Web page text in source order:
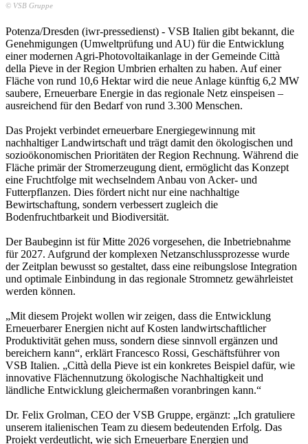
© VSB Gruppe
Potenza/Dresden (iwr-pressedienst) - VSB Italien gibt bekannt, die
Genehmigungen (Umweltprüfung und AU) für die Entwicklung
einer modernen Agri-Photovoltaikanlage in der Gemeinde Città
della Pieve in der Region Umbrien erhalten zu haben. Auf einer
Fläche von rund 10,6 Hektar wird die neue Anlage künftig 6,2 MW
saubere, Erneuerbare Energie in das regionale Netz einspeisen –
ausreichend für den Bedarf von rund 3.300 Menschen.
Das Projekt verbindet erneuerbare Energiegewinnung mit
nachhaltiger Landwirtschaft und trägt damit den ökologischen und
sozioökonomischen Prioritäten der Region Rechnung. Während die
Fläche primär der Stromerzeugung dient, ermöglicht das Konzept
eine Fruchtfolge mit wechselndem Anbau von Acker- und
Futterpflanzen. Dies fördert nicht nur eine nachhaltige
Bewirtschaftung, sondern verbessert zugleich die
Bodenfruchtbarkeit und Biodiversität.
Der Baubeginn ist für Mitte 2026 vorgesehen, die Inbetriebnahme
für 2027. Aufgrund der komplexen Netzanschlussprozesse wurde
der Zeitplan bewusst so gestaltet, dass eine reibungslose Integration
und optimale Einbindung in das regionale Stromnetz gewährleistet
werden können.
„Mit diesem Projekt wollen wir zeigen, dass die Entwicklung
Erneuerbarer Energien nicht auf Kosten landwirtschaftlicher
Produktivität gehen muss, sondern diese sinnvoll ergänzen und
bereichern kann“, erklärt Francesco Rossi, Geschäftsführer von
VSB Italien. „Città della Pieve ist ein konkretes Beispiel dafür, wie
innovative Flächennutzung ökologische Nachhaltigkeit und
ländliche Entwicklung gleichermaßen voranbringen kann.“
Dr. Felix Grolman, CEO der VSB Gruppe, ergänzt: „Ich gratuliere
unserem italienischen Team zu diesem bedeutenden Erfolg. Das
Projekt verdeutlicht, wie sich Erneuerbare Energien und